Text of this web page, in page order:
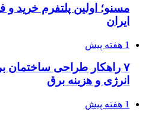
مسنو؛ اولین پلتفرم خرید
ایران
1 هفته پیش
۷ راهکار طراحی
انرژی و هزینه برق
1 هفته پیش